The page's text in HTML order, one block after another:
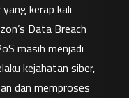
kerap kali
Data Breach
masih menjadi
kejahatan siber,
dan memproses